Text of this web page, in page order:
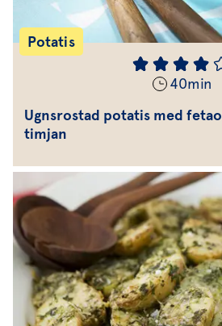
Potatis
40min
Ugnsrostad potatis med
timjan